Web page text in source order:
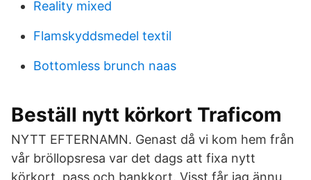
Reality mixed
Flamskyddsmedel textil
Bottomless brunch naas
Beställ nytt körkort Traficom
NYTT EFTERNAMN. Genast då vi kom hem från
vår bröllopsresa var det dags att fixa nytt
körkort, pass och bankkort. Visst får jag ännu